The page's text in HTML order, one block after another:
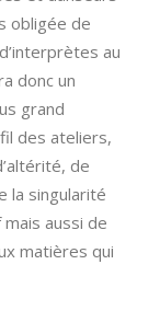
obligée de
au
donc un
grand
des ateliers,
de
la singularité
aussi de
matières qui